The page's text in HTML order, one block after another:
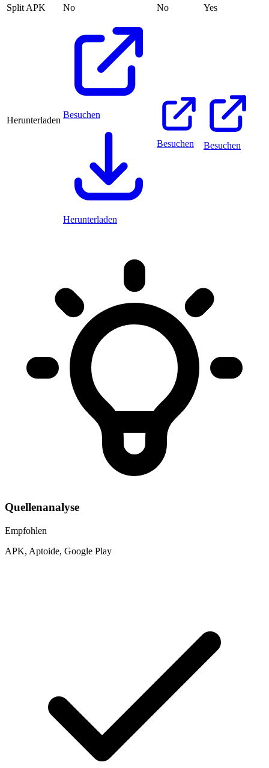
Split APK
No No Yes
Herunterladen
Besuchen
Herunterladen
Besuchen Besuchen
Quellenanalyse
Empfohlen
APK, Aptoide, Google Play